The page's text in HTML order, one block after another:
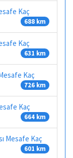
Kaç
688 km
Kaç
631 km
Kaç
726 km
Kaç
664 km
Mesafe Kaç
601 km